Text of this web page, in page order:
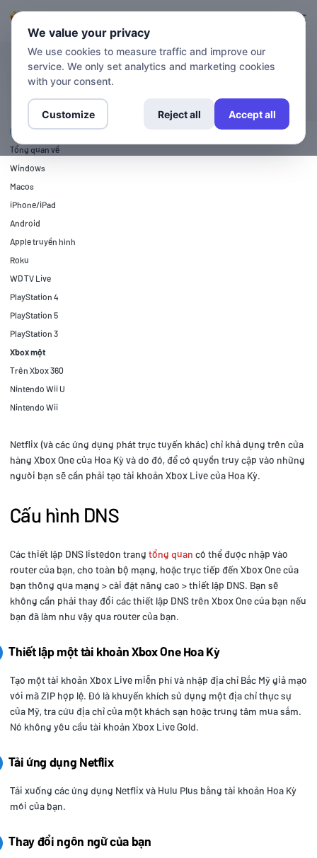
HƯỚNG DẪN THIẾT LẬP
Xbox một
HƯỚNG DẪN THIẾT LẬP
Tổng quan về
Windows
Macos
iPhone/iPad
Android
Apple truyền hình
Roku
WD TV Live
PlayStation 4
PlayStation 5
PlayStation 3
Xbox một
Trên Xbox 360
Nintendo Wii U
Nintendo Wii
Netflix (và các ứng dụng phát trực tuyến khác) chỉ khả dụng trên cửa
hàng Xbox One của Hoa Kỳ và do đó, để có quyền truy cập vào những
người bạn sẽ cần phải tạo tài khoản Xbox Live của Hoa Kỳ.
Cấu hình DNS
Các thiết lập DNS listedon trang tổng quan có thể được nhập vào
router của bạn, cho toàn bộ mạng, hoặc trực tiếp đến Xbox One của
bạn thông qua mạng > cài đặt nâng cao > thiết lập DNS. Bạn sẽ
không cần phải thay đổi các thiết lập DNS trên Xbox One của bạn nếu
bạn đã làm như vậy qua router của bạn.
Thiết lập một tài khoản Xbox One Hoa Kỳ
Tạo một tài khoản Xbox Live miễn phí và nhập địa chỉ Bắc Mỹ giả mạo
với mã ZIP hợp lệ. Đó là khuyến khích sử dụng một địa chỉ thực sự
của Mỹ, tra cứu địa chỉ của một khách sạn hoặc trung tâm mua sắm.
Nó không yêu cầu tài khoản Xbox Live Gold.
Tải ứng dụng Netflix
Tải xuống các ứng dụng Netflix và Hulu Plus bằng tài khoản Hoa Kỳ
mới của bạn.
Thay đổi ngôn ngữ của bạn
We value your privacy
We use cookies to measure traffic and improve our
service. We only set analytics and marketing cookies
with your consent.
Customize Reject all Accept all